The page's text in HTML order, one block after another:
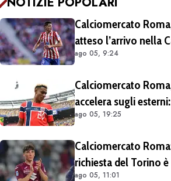
Calciomercato
atteso l’arrivo nella
ago 05, 9:24
Calciomercato
accelera sugli
obiettivi
ago 05, 19:25
Calciomercato
richiesta del Torino
ago 05, 11:01